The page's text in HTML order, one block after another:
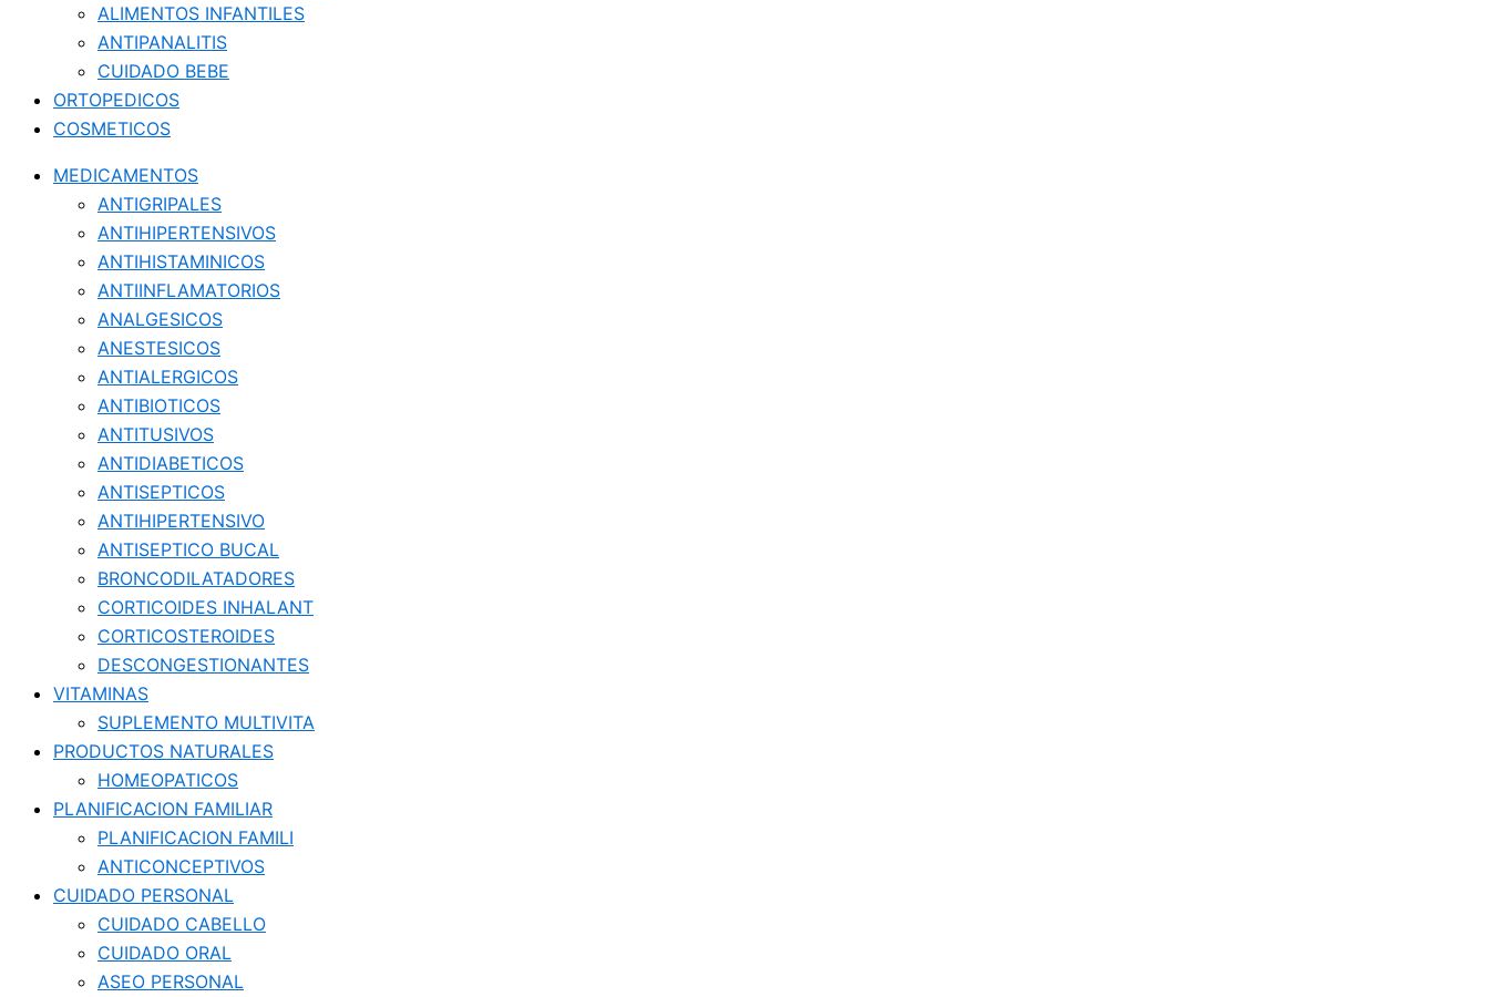
ALIMENTOS INFANTILES
ANTIPANALITIS
CUIDADO BEBE
ORTOPEDICOS
COSMETICOS
MEDICAMENTOS
ANTIGRIPALES
ANTIHIPERTENSIVOS
ANTIHISTAMINICOS
ANTIINFLAMATORIOS
ANALGESICOS
ANESTESICOS
ANTIALERGICOS
ANTIBIOTICOS
ANTITUSIVOS
ANTIDIABETICOS
ANTISEPTICOS
ANTIHIPERTENSIVO
ANTISEPTICO BUCAL
BRONCODILATADORES
CORTICOIDES INHALANT
CORTICOSTEROIDES
DESCONGESTIONANTES
VITAMINAS
SUPLEMENTO MULTIVITA
PRODUCTOS NATURALES
HOMEOPATICOS
PLANIFICACION FAMILIAR
PLANIFICACION FAMILI
ANTICONCEPTIVOS
CUIDADO PERSONAL
CUIDADO CABELLO
CUIDADO ORAL
ASEO PERSONAL